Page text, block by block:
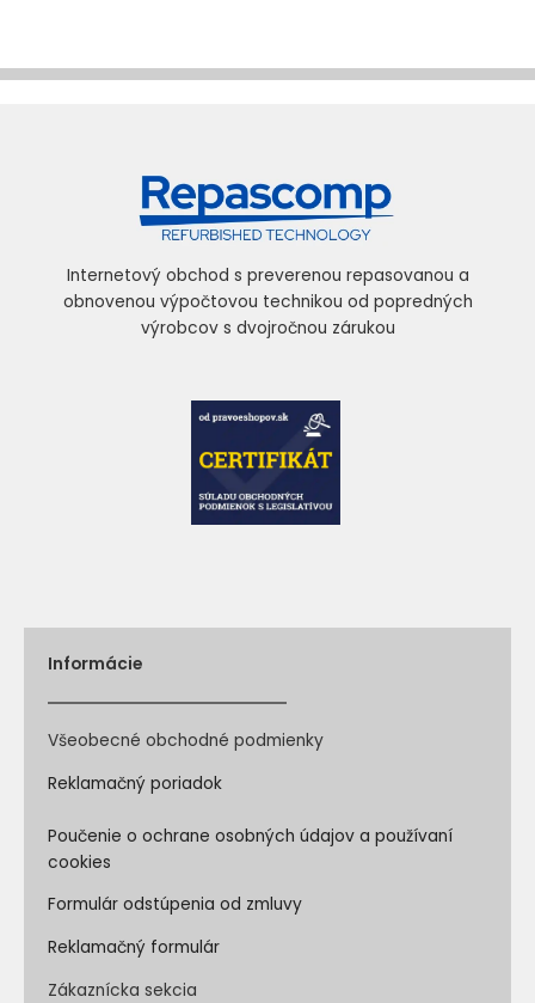
Internetový obchod s preverenou repasovanou a
obnovenou výpočtovou technikou od popredných
výrobcov s dvojročnou zárukou
Informácie
Všeobecné obchodné podmienky
Reklamačný poriadok
Poučenie o ochrane osobných údajov a používaní
cookies
Formulár odstúpenia od zmluvy
Reklamačný formulár
Zákaznícka sekcia